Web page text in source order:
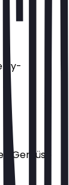
Gemüse